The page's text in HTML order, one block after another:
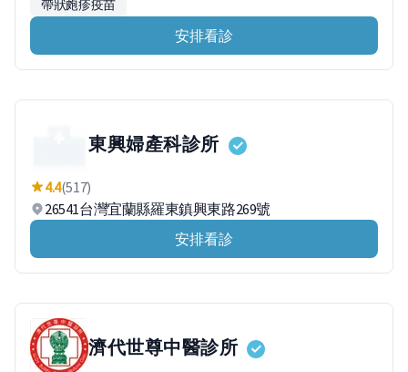
帶狀皰疹疫苗
安排看診
東興婦產科診所
4.4(517)
26541台灣宜蘭縣羅東鎮興東路269號
安排看診
濟代世尊中醫診所